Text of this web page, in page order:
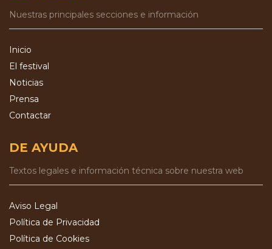
Nuestras principales secciones e información
Inicio
El festival
Noticias
Prensa
Contactar
DE AYUDA
Textos legales e información técnica sobre nuestra web
Aviso Legal
Política de Privacidad
Política de Cookies